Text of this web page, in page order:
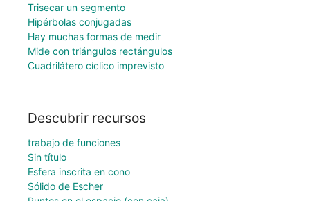
Trisecar un segmento
Hipérbolas conjugadas
Hay muchas formas de medir
Mide con triángulos rectángulos
Cuadrilátero cíclico imprevisto
Descubrir recursos
trabajo de funciones
Sin título
Esfera inscrita en cono
Sólido de Escher